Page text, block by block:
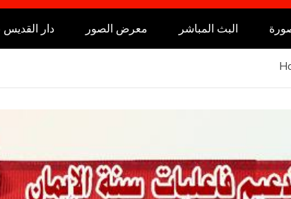
البث المباشر معرض الصور دار